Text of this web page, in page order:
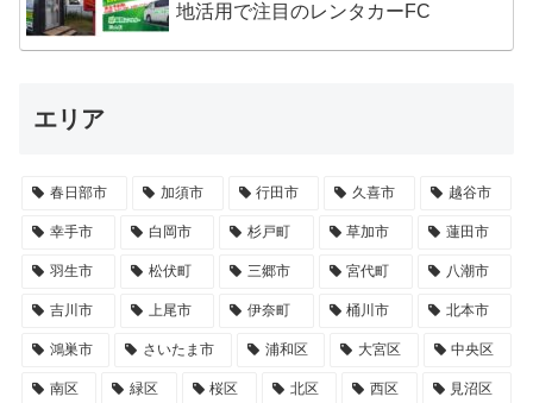
地活用で注目のレンタカーFC
エリア
春日部市 加須市 行田市 久喜市 越谷市
幸手市 白岡市 杉戸町 草加市 蓮田市
羽生市 松伏町 三郷市 宮代町 八潮市
吉川市 上尾市 伊奈町 桶川市 北本市
鴻巣市 さいたま市 浦和区 大宮区 中央区
南区 緑区 桜区 北区 西区 見沼区